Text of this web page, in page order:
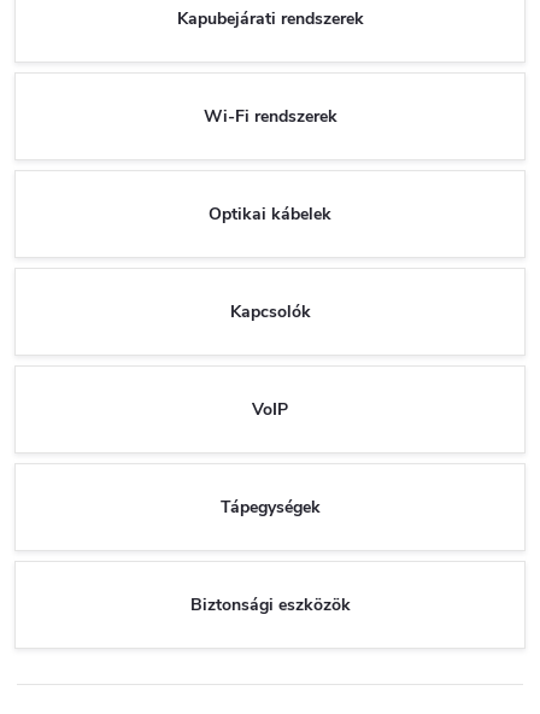
Kapubejárati rendszerek
Wi-Fi rendszerek
Optikai kábelek
Kapcsolók
VoIP
Tápegységek
Biztonsági eszközök